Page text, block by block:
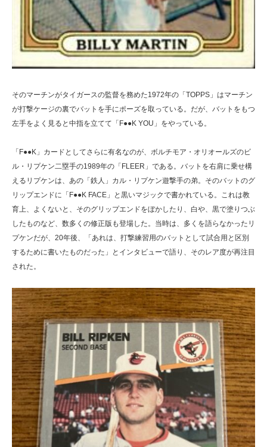
そのマーチンがタイガースの監督を務めた1972年の「TOPPS」はマーチン
が打撃ケージの裏でバットを手にポーズを取っている。だが、バットをもつ
左手をよく見ると中指を立てて「F●●K YOU」をやっている。
「F●●K」カードとしてさらに有名なのが、ボルチモア・オリオールズのビ
ル・リプケン二塁手の1989年の「FLEER」である。バットを右肩に乗せ構
えるリプケンは、あの「鉄人」カル・リプケン遊撃手の弟。そのバットのグ
リップエンドに「F●●K FACE」と黒いマジックで書かれている。これは教
育上、よくないと、そのグリップエンドをぼかしたり、白や、黒で塗りつぶ
したものなど、数多くの修正版も登場した。当時は、多くを語らなかったリ
プケンだが、20年後、「あれは、打撃練習用のバットとして試合用と区別
するために書いたものだった」とインタビューで語り、そのレア度が再注目
された。